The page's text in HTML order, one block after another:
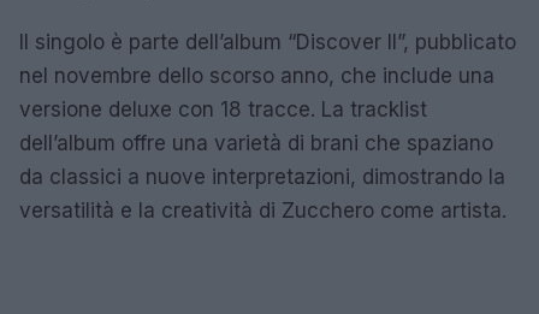
Il singolo è parte dell’album “Discover II”, pubblicato
nel novembre dello scorso anno, che include una
versione deluxe con 18 tracce. La tracklist
dell’album offre una varietà di brani che spaziano
da classici a nuove interpretazioni, dimostrando la
versatilità e la creatività di Zucchero come artista.